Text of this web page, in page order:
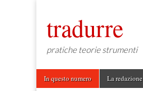
tradurre
pratiche teorie strumenti
Main menu
Skip to content
In questo numero La redazione